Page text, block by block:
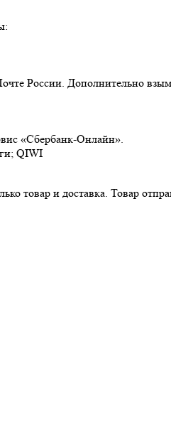
России. Дополнительно
«Сбербанк-Онлайн».
QIWI
товар и доставка. Товар